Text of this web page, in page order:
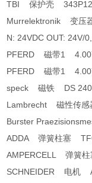
TBI 保护壳
Murrelektronik 变压
N: 24VDC OUT: 24V/
PFERD 磁带1
PFERD 磁带1
speck 磁铁 DS
Lambrecht 磁性传
Burster
ADDA 弹簧柱塞
AMPERCELL 弹簧
SCHNEIDER 电机